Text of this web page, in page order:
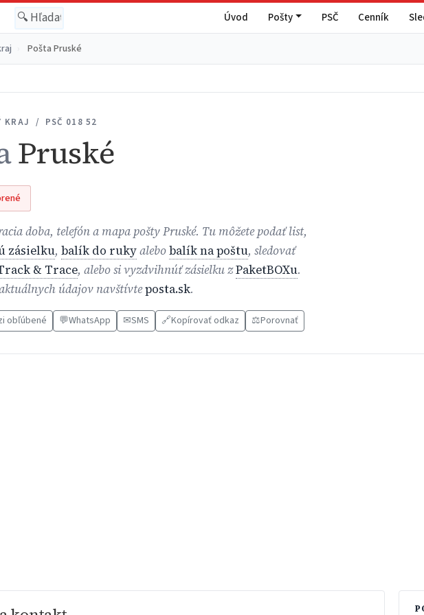
Úvod Pošty PSČ Cenník
Pošta Pruské
KRAJ / PSČ 018 52
Pruské
doba, telefón a mapa pošty Pruské. Tu môžete podať list,
zásielku,balík do rukyalebobalík na poštu, sledovať
& Trace, alebo si vyzdvihnúť zásielku zPaketBOXu.
aktuálnych údajov navštívteposta.sk.
obľúbené 💬WhatsApp ✉SMS 🔗Kopírovať odkaz ⚖️Porovnať